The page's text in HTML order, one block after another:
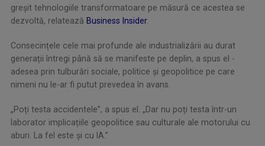
greșit tehnologiile transformatoare pe măsură ce acestea se
dezvoltă, relatează Business Insider.
Consecințele cele mai profunde ale industrializării au durat
generații întregi până să se manifeste pe deplin, a spus el -
adesea prin tulburări sociale, politice și geopolitice pe care
nimeni nu le-ar fi putut prevedea în avans.
„Poți testa accidentele”, a spus el. „Dar nu poți testa într-un
laborator implicațiile geopolitice sau culturale ale motorului cu
aburi. La fel este și cu IA.”